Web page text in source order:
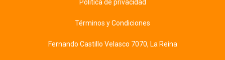
Política de privacidad
Términos y Condiciones
Fernando Castillo Velasco 7070, La Reina